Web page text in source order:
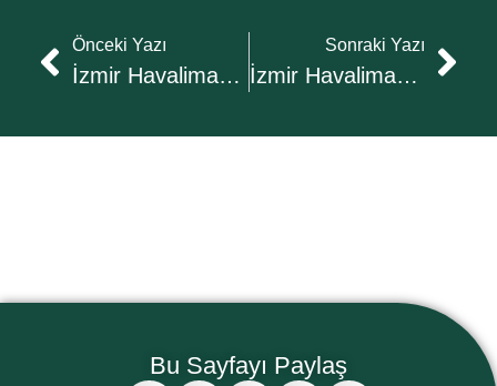
Önceki Yazı
İzmir Havalimanı’ndan Dikili’ye Nasıl Gidilir?
Sonraki Yazı
İzmir Havalimanı’ndan Bayraklı’ya Nasıl Gidilir?
Bu Sayfayı Paylaş